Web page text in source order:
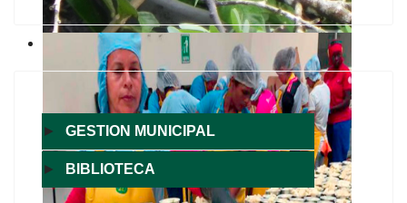
► GESTION MUNICIPAL
► BIBLIOTECA